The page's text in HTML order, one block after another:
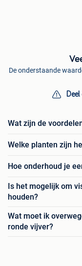
De onderstaande
Wat zijn de
Welke planten zijn
Hoe onderhoud je
Is het mogelijk om
houden?
Wat moet ik
ronde vijver?